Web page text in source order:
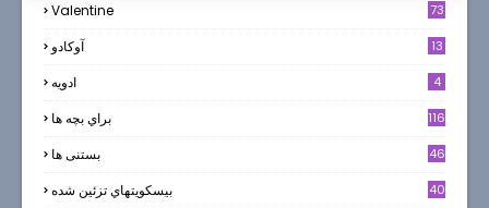
Valentine 73
آوکادو 13
ادويه 4
براي بچه ها 116
بستنی ها 46
بيسكويتهاي تزئين شده 40